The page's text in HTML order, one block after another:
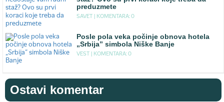
preduzmete
SAVET | KOMENTARA: 0
Posle pola veka počinje obnova hotela
„Srbija” simbola Niške Banje
VEST | KOMENTARA: 0
Ostavi komentar